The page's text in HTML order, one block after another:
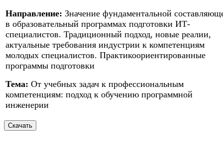
Направление: Значение фундаментальной
в образовательный программах подготовки ИТ-
специалистов. Традиционный подход, новые реалии,
актуальные требования индустрии к компетенциям
молодых специалистов. Практикоориентированные
программы подготовки
Тема: От учебных задач к профессиональным
компетенциям: подход к обучению программной
инженерии